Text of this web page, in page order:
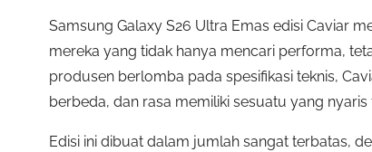
Samsung Galaxy S26 Ultra Emas edisi Caviar
mereka yang tidak hanya mencari performa,
produsen berlomba pada spesifikasi teknis,
berbeda, dan rasa memiliki sesuatu yang nyaris
Edisi ini dibuat dalam jumlah sangat terbatas,